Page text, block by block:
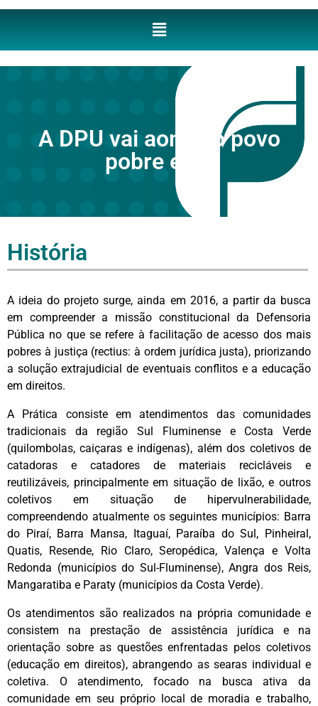
A DPU vai aonde o povo
pobre está
História
A ideia do projeto surge, ainda em 2016, a partir da busca
em compreender a missão constitucional da Defensoria
Pública no que se refere à facilitação de acesso dos mais
pobres à justiça (rectius: à ordem jurídica justa), priorizando
a solução extrajudicial de eventuais conflitos e a educação
em direitos.
A Prática consiste em atendimentos das comunidades
tradicionais da região Sul Fluminense e Costa Verde
(quilombolas, caiçaras e indígenas), além dos coletivos de
catadoras e catadores de materiais recicláveis e
reutilizáveis, principalmente em situação de lixão, e outros
coletivos em situação de hipervulnerabilidade,
compreendendo atualmente os seguintes municípios: Barra
do Piraí, Barra Mansa, Itaguaí, Paraíba do Sul, Pinheiral,
Quatis, Resende, Rio Claro, Seropédica, Valença e Volta
Redonda (municípios do Sul-Fluminense), Angra dos Reis,
Mangaratiba e Paraty (municípios da Costa Verde).
Os atendimentos são realizados na própria comunidade e
consistem na prestação de assistência jurídica e na
orientação sobre as questões enfrentadas pelos coletivos
(educação em direitos), abrangendo as searas individual e
coletiva. O atendimento, focado na busca ativa da
comunidade em seu próprio local de moradia e trabalho,